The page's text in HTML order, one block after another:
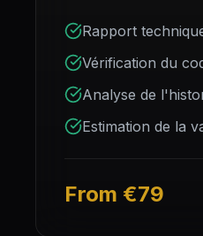
Rapport
Vérification du
Analyse de
Estimation de la
From €79